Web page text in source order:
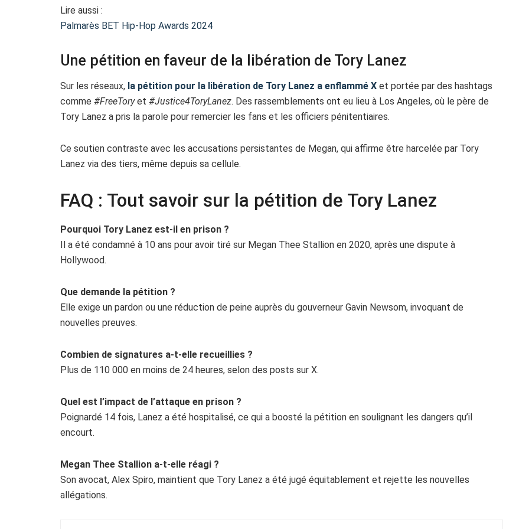
Lire aussi :
Palmarès BET Hip-Hop Awards 2024
Une pétition en faveur de la libération de Tory Lanez
Sur les réseaux, la pétition pour la libération de Tory Lanez a enflammé X et portée par des hashtags
comme #FreeToryet #Justice4ToryLanez. Des rassemblements ont eu lieu à Los Angeles, où le père de
Tory Lanez a pris la parole pour remercier les fans et les officiers pénitentiaires.
Ce soutien contraste avec les accusations persistantes de Megan, qui affirme être harcelée par Tory
Lanez via des tiers, même depuis sa cellule.
FAQ : Tout savoir sur la pétition de Tory Lanez
Pourquoi Tory Lanez est-il en prison ?
Il a été condamné à 10 ans pour avoir tiré sur Megan Thee Stallion en 2020, après une dispute à
Hollywood.
Que demande la pétition ?
Elle exige un pardon ou une réduction de peine auprès du gouverneur Gavin Newsom, invoquant de
nouvelles preuves.
Combien de signatures a-t-elle recueillies ?
Plus de 110 000 en moins de 24 heures, selon des posts sur X.
Quel est l’impact de l’attaque en prison ?
Poignardé 14 fois, Lanez a été hospitalisé, ce qui a boosté la pétition en soulignant les dangers qu’il
encourt.
Megan Thee Stallion a-t-elle réagi ?
Son avocat, Alex Spiro, maintient que Tory Lanez a été jugé équitablement et rejette les nouvelles
allégations.